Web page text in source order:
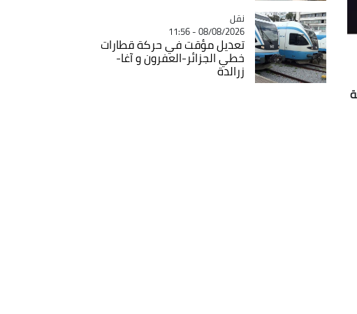
Catégorie
نقل
08/08/2026 - 11:56
تعديل مؤقت في حركة قطارات
خطي الجزائر-العفرون و آغا-
زرالدة